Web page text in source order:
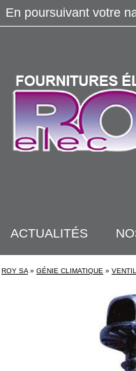
ACTUALITÉS
ROY SA » GÉNIE CLIMATIQUE »
En poursuivant votre